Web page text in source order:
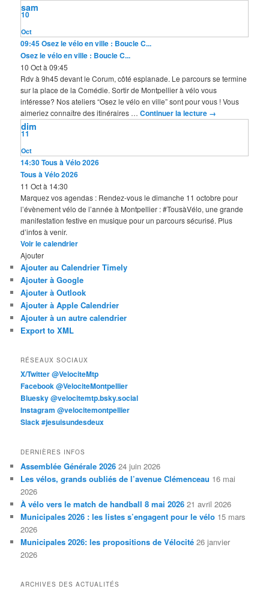
Oct
10
sam
09:45Osez le vélo en ville : Boucle C...
Osez le vélo en ville : Boucle C...
10 Oct à 09:45
Rdv à 9h45 devant le Corum, côté esplanade. Le parcours se termine
sur la place de la Comédie. Sortir de Montpellier à vélo vous
intéresse? Nos ateliers “Osez le vélo en ville” sont pour vous ! Vous
aimeriez connaître des itinéraires …Continuer la lecture →
Oct
11
dim
14:30Tous à Vélo 2026
Tous à Vélo 2026
11 Oct à 14:30
Marquez vos agendas : Rendez-vous le dimanche 11 octobre pour
l’évènement vélo de l’année à Montpellier : #TousàVélo, une grande
manifestation festive en musique pour un parcours sécurisé. Plus
d’infos à venir.
Voir le calendrier
Ajouter
Ajouter au Calendrier Timely
Ajouter à Google
Ajouter à Outlook
Ajouter à Apple Calendrier
Ajouter à un autre calendrier
Export to XML
RÉSEAUX SOCIAUX
X/Twitter @VelociteMtp
Facebook @VelociteMontpellier
Bluesky @velocitemtp.bsky.social
Instagram @velocitemontpellier
Slack #jesuisundesdeux
DERNIÈRES INFOS
Assemblée Générale 2026 24 juin 2026
Les vélos, grands oubliés de l’avenue Clémenceau 16 mai
2026
À vélo vers le match de handball 8 mai 2026 21 avril 2026
Municipales 2026 : les listes s’engagent pour le vélo 15 mars
2026
Municipales 2026: les propositions de Vélocité 26 janvier
2026
ARCHIVES DES ACTUALITÉS